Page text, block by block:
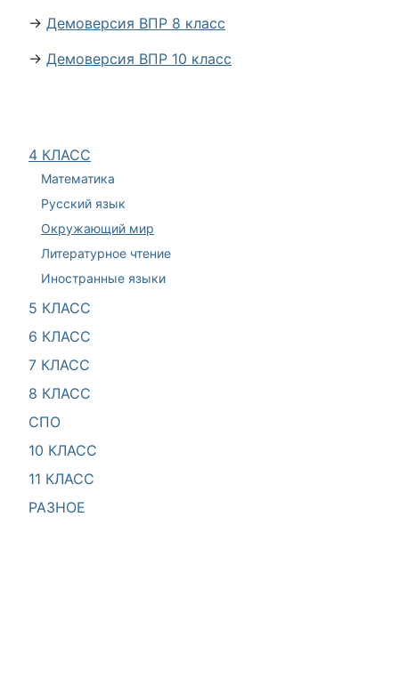
4 КЛАСС
Математика
Русский язык
Окружающий мир
Литературное чтение
Иностранные языки
5 КЛАСС
6 КЛАСС
7 КЛАСС
8 КЛАСС
СПО
10 КЛАСС
11 КЛАСС
РАЗНОЕ
→ Демоверсия ВПР 8 класс
→ Демоверсия ВПР 10 класс